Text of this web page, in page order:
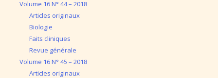
Volume 16 N° 44 – 2018
Articles originaux
Biologie
Faits cliniques
Revue générale
Volume 16 N° 45 – 2018
Articles originaux